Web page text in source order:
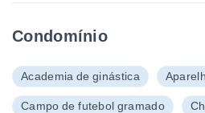
Condomínio
Academia de ginástica
Campo de futebol gramado